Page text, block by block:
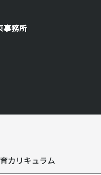
事務所
カリキュラム